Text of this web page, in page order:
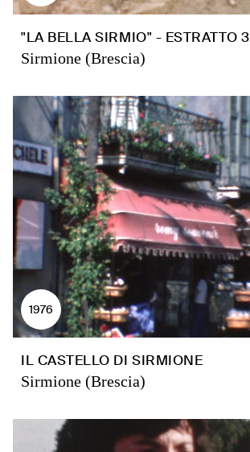
"LA BELLA SIRMIO" - ESTRATTO 3
Sirmione (Brescia)
1976
IL CASTELLO DI SIRMIONE
Sirmione (Brescia)